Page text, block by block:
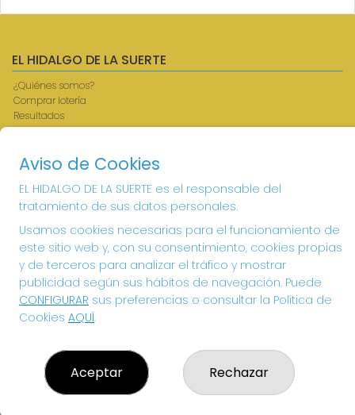
EL HIDALGO DE LA SUERTE
¿Quiénes somos?
Comprar lotería
Resultados
Contacto
Registro
CONTACTO
ADMINISTRACION DE LOTERIAS: 1-VILLANUEVA DE LOS
INFANTES - RECEPTOR OFICIAL: 26615
926360785
Clica aquí para contactar por WhatsApp
605897938
info@elhidalgodelasuerte.com
PLAZA MAYOR, 4 VILLANUEVA DE LOS INFANTES
(Ciudad Real) España
Aviso de Cookies
EL HIDALGO DE LA SUERTE es el responsable del
tratamiento de sus datos personales.
Usamos cookies necesarias para el funcionamiento de
este sitio web y, con su consentimiento, cookies propias
y de terceros para analizar el tráfico y mostrar
publicidad según sus hábitos de navegación. Puede
CONFIGURAR sus preferencias o consultar la Política de
Cookies AQUÍ.
Aceptar Rechazar